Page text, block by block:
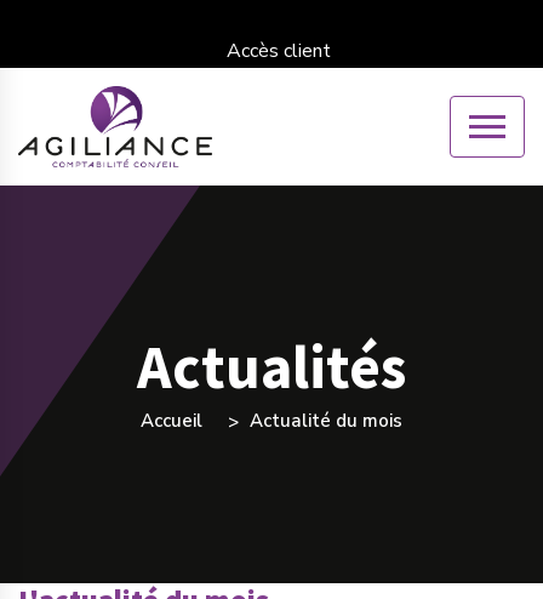
Accès client
Actualités
Accueil Actualité du mois